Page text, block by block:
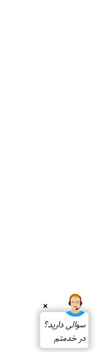
❌
سوالی دارید؟
در خدمتم